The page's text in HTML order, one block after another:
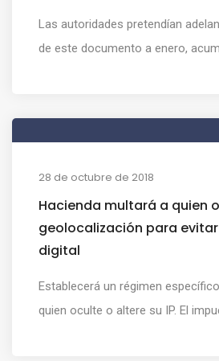
Las autoridades pretendían
de este documento a enero,
28 de octubre de 2018
Hacienda multará a quien
geolocalización para
digital
Establecerá un régimen
quien oculte o altere su IP. El